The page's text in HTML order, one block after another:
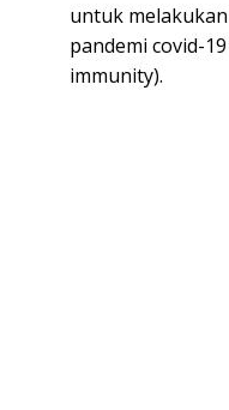
untuk
pandemi covid-
immunity).